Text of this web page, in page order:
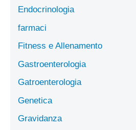
Endocrinologia
farmaci
Fitness e Allenamento
Gastroenterologia
Gatroenterologia
Genetica
Gravidanza